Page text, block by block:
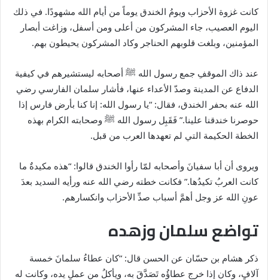
كانت غزوة الأحزاب ويومُ الخندق يوماً من أيام الله مشهودًا. في ذلك
اليوم العصيب، جاء المشركون من أعلى ومن أسفل، وزاغت أبصار
المؤمنين، وبلغت قلوبهم الحناجر وكاد المشركون يحيطون بهم.
عند ذاك الموقفِ جمع رسول الله ﷺ أصحابه ليستشيرهم في كيفية
الدفاع عن المدينة وصدّ الأعداء عنها، فأشار سلمان الفارسي رضي
الله عنه بحفر الخندق، فقال: “يا رسول الله: إنا كنا بأرض فارس إذا
حوصرنا خندقنا علينا.” فَقَبِل رسول الله ﷺ وصحابته الكرام بهذه
الخطة الحكيمة التي لم تعهدها العرب من قبل.
ويروى أن أبا سفيانَ وأصحابه لمّا رأوا الخندق قالوا: “هذه مكيدةٌ ما
كانت العربُ تكيدُها.” فكانت خطته رضي الله عنه ورأيه السديد بعدَ
عونِ الله عز وجل أهمَّ أسباب صدِّ الأحزاب وانكسارهم.
تواضع سلمان وزهده
ذكر هشام بن حسّان عن الحسن قال: “كان عطاءُ سلمانَ خمسة
آلافٍ، وكان إذا خرج عطاؤُه تَصَدَّقَ به، ويأكلُ من عملِ يده، وكانت له